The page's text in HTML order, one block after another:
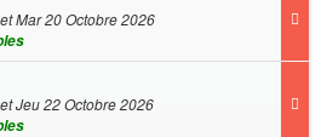
Mar 20 Octobre 2026
Jeu 22 Octobre 2026